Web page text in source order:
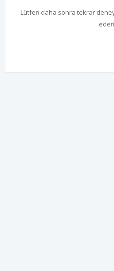
Lütfen daha sonra tekrar